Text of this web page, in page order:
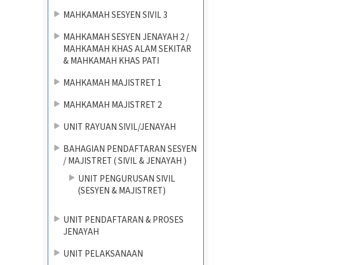
MAHKAMAH SESYEN SIVIL 3
MAHKAMAH SESYEN JENAYAH 2 /
MAHKAMAH KHAS ALAM SEKITAR
& MAHKAMAH KHAS PATI
MAHKAMAH MAJISTRET 1
MAHKAMAH MAJISTRET 2
UNIT RAYUAN SIVIL/JENAYAH
BAHAGIAN PENDAFTARAN SESYEN
/ MAJISTRET ( SIVIL & JENAYAH )
UNIT PENGURUSAN SIVIL
(SESYEN & MAJISTRET)
UNIT PENDAFTARAN & PROSES
JENAYAH
UNIT PELAKSANAAN